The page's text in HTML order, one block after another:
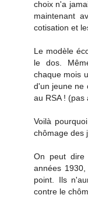
choix n'a
maintenant
cotisation et
Le modèle
le dos.
chaque mois
d'un jeune ne
au RSA ! (pas
Voilà
chômage des
On peut dire
années
point. Ils
contre le